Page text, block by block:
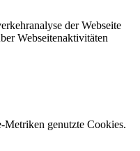
der Webseite
Webseitenaktivitäten
Metriken genutzte Cookies.